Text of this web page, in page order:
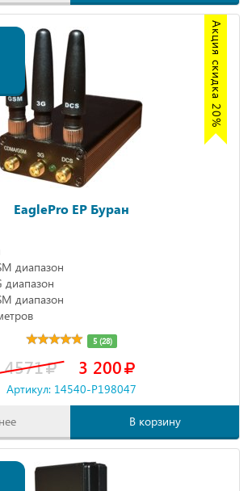
Акция скидка 20%
EaglePro EP Буран
диапазон
диапазон
диапазон
5 (28)
4571 3 200
Артикул: 14540-P198047
В корзину